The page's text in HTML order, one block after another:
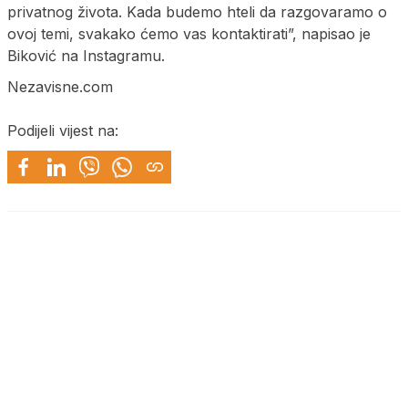
privatnog života. Kada budemo hteli da razgovaramo o
ovoj temi, svakako ćemo vas kontaktirati”, napisao je
Biković na Instagramu.
Nezavisne.com
Podijeli vijest na: